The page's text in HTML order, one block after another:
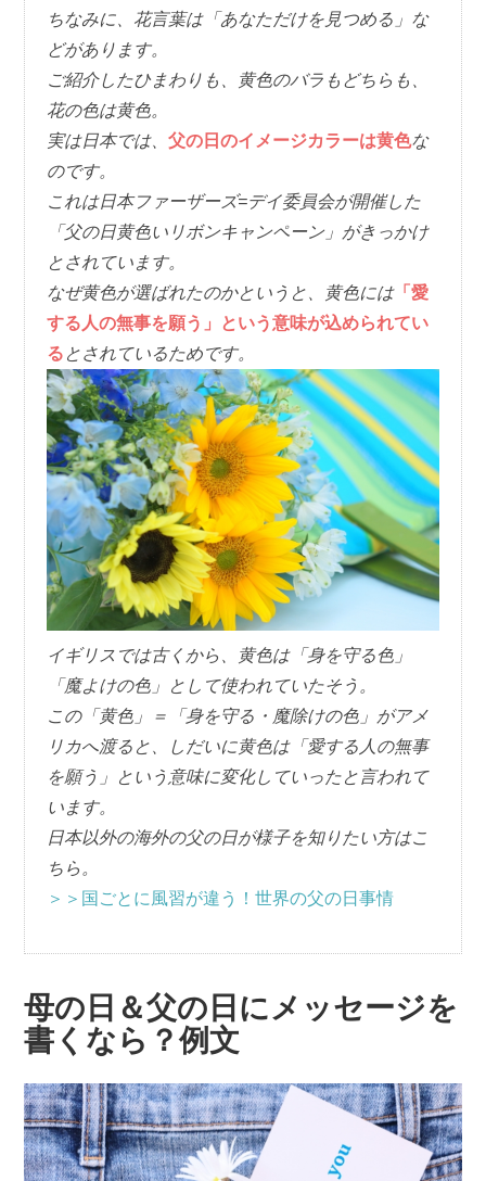
ちなみに、花言葉は「あなただけを見つめる」な
どがあります。
ご紹介したひまわりも、黄色のバラもどちらも、
花の色は黄色。
実は日本では、父の日のイメージカラーは黄色な
のです。
これは日本ファーザーズ=デイ委員会が開催した
「父の日黄色いリボンキャンペーン」がきっかけ
とされています。
なぜ黄色が選ばれたのかというと、黄色には「愛
する人の無事を願う」という意味が込められてい
る とされているためです。
イギリスでは古くから、黄色は「身を守る色」
「魔よけの色」として使われていたそう。
この「黄色」＝「身を守る・魔除けの色」がアメ
リカへ渡ると、しだいに黄色は「愛する人の無事
を願う」という意味に変化していったと言われて
います。
日本以外の海外の父の日が様子を知りたい方はこ
ちら。
＞＞国ごとに風習が違う！世界の父の日事情
母の日＆父の日にメッセージを
書くなら？例文